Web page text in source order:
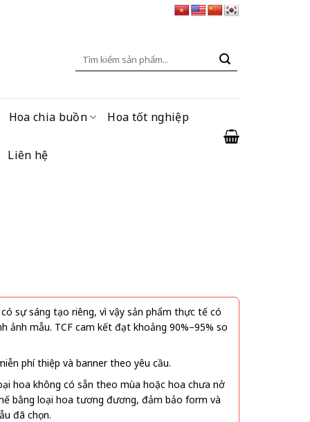
Tìm
Hoa chia buồn Hoa tốt nghiệp
Liên hệ
sự sáng tạo riêng, vì vậy sản phẩm thực tế có
ảnh mẫu. TCF cam kết đạt khoảng 90%–95% so
phí thiệp và banner theo yêu cầu.
hoa không có sẵn theo mùa hoặc hoa chưa nở
bằng loại hoa tương đương, đảm bảo form và
đã chọn.